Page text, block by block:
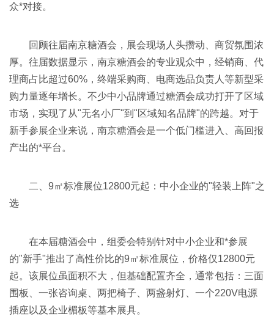
众*对接。
回顾往届南京糖酒会，展会现场人头攒动、商贸氛围浓
厚。往届数据显示，南京糖酒会的专业观众中，经销商、代
理商占比超过60%，终端采购商、电商选品负责人等新型采
购力量逐年增长。不少中小品牌通过糖酒会成功打开了区域
市场，实现了从"无名小厂"到"区域知名品牌"的跨越。对于
新手参展企业来说，南京糖酒会是一个低门槛进入、高回报
产出的*平台。
二、9㎡标准展位12800元起：中小企业的"轻装上阵"之
选
在本届糖酒会中，组委会特别针对中小企业和*参展
的"新手"推出了高性价比的9㎡标准展位，价格仅12800元
起。该展位虽面积不大，但基础配置齐全，通常包括：三面
围板、一张咨询桌、两把椅子、两盏射灯、一个220V电源
插座以及企业楣板等基本展具。